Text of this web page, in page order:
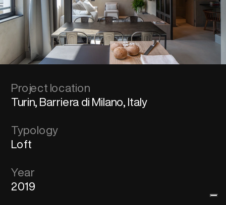
Project location
Turin, Barriera di Milano, Italy
Typology
Loft
Year
2019